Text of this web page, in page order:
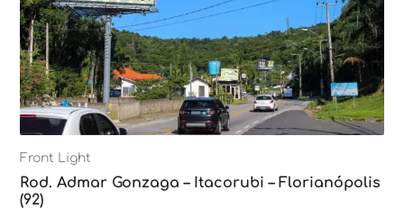
Front Light
Rod. Admar Gonzaga – Itacorubi – Florianópolis
(92)